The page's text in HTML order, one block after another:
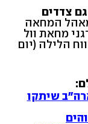
צדדים
המחאה
מחאת וול
הלילה (יום
שיתקו